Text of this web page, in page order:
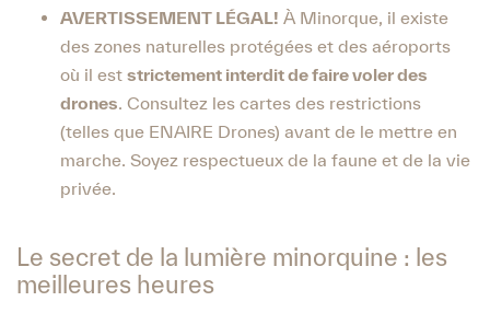
AVERTISSEMENT LÉGAL! À Minorque, il existe
des zones naturelles protégées et des aéroports
où il est strictement interdit de faire voler des
drones. Consultez les cartes des restrictions
(telles que ENAIRE Drones) avant de le mettre en
marche. Soyez respectueux de la faune et de la vie
privée.
Le secret de la lumière minorquine : les
meilleures heures